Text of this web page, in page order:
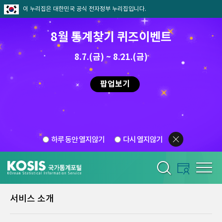
이 누리집은 대한민국 공식 전자정부 누리집입니다.
8월 통계찾기 퀴즈이벤트
8.7.(금) ~ 8.21.(금)
팝업보기
하루 동안 열지않기 다시 열지않기
서비스 소개